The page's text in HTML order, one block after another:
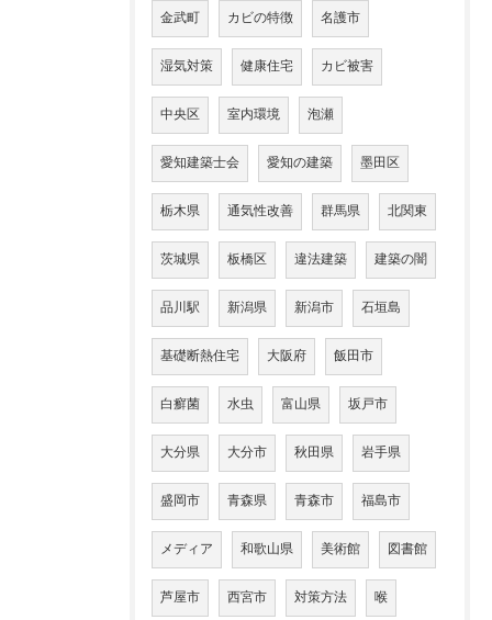
金武町 カビの特徴 名護市
湿気対策 健康住宅 カビ被害
中央区 室内環境 泡瀬
愛知建築士会 愛知の建築 墨田区
栃木県 通気性改善 群馬県 北関東
茨城県 板橋区 違法建築 建築の闇
品川駅 新潟県 新潟市 石垣島
基礎断熱住宅 大阪府 飯田市
白癬菌 水虫 富山県 坂戸市
大分県 大分市 秋田県 岩手県
盛岡市 青森県 青森市 福島市
メディア 和歌山県 美術館 図書館
芦屋市 西宮市 対策方法 喉